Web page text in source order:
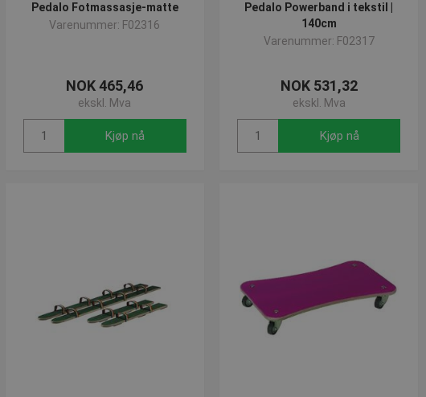
Pedalo Fotmassasje-matte
Varenummer: F02316
NOK 465,46
ekskl. Mva
Kjøp nå
Pedalo Powerband i tekstil |
140cm
Varenummer: F02317
NOK 531,32
ekskl. Mva
Kjøp nå